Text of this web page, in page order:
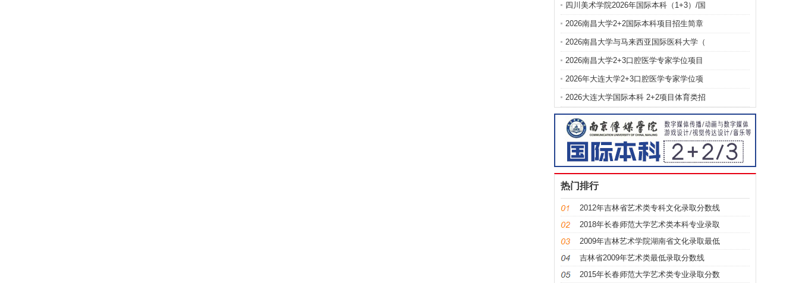
四川美术学院2026年国际本科（1+3）/国
2026南昌大学2+2国际本科项目招生简章
2026南昌大学与马来西亚国际医科大学（
2026南昌大学2+3口腔医学专家学位项目
2026年大连大学2+3口腔医学专家学位项
2026大连大学国际本科 2+2项目体育类招
热门排行
2012年吉林省艺术类专科文化录取分数线
2018年长春师范大学艺术类本科专业录取
2009年吉林艺术学院湖南省文化录取最低
吉林省2009年艺术类最低录取分数线
2015年长春师范大学艺术类专业录取分数